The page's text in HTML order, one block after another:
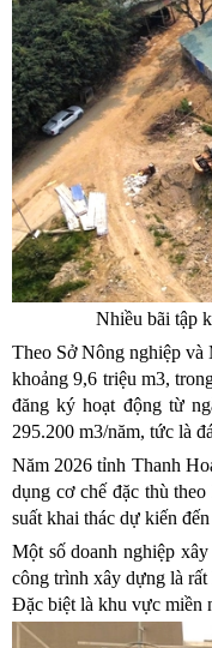
Nhiều bãi tập
Theo Sở Nông nghiệp và
khoảng 9,6 triệu m3,
đăng ký hoạt động từ
295.200 m3/năm, tức là
Năm 2026 tỉnh Thanh
dụng cơ chế đặc thù
suất khai thác dự kiến
Một số doanh nghiệp
công trình xây dựng là
Đặc biệt là khu vực miền